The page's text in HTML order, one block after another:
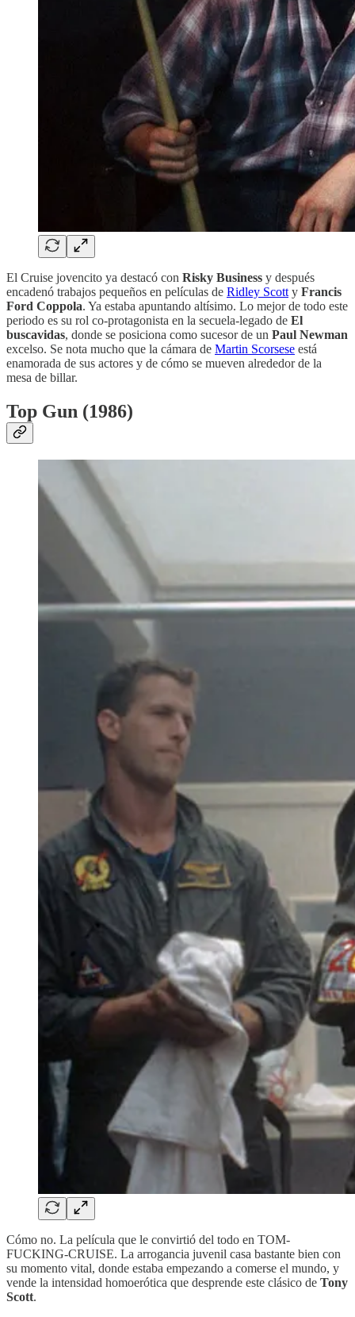
El Cruise jovencito ya destacó con Risky Business y después
encadenó trabajos pequeños en películas de Ridley Scott y Francis
Ford Coppola. Ya estaba apuntando altísimo. Lo mejor de todo este
periodo es su rol co-protagonista en la secuela-legado de El
buscavidas, donde se posiciona como sucesor de un Paul Newman
excelso. Se nota mucho que la cámara de Martin Scorsese está
enamorada de sus actores y de cómo se mueven alrededor de la
mesa de billar.
Top Gun (1986)
Cómo no. La película que le convirtió del todo en TOM-
FUCKING-CRUISE. La arrogancia juvenil casa bastante bien con
su momento vital, donde estaba empezando a comerse el mundo, y
vende la intensidad homoerótica que desprende este clásico de Tony
Scott.